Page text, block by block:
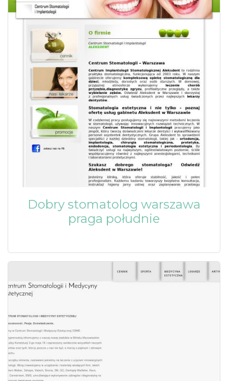
Dobry stomatolog warszawa
praga południe